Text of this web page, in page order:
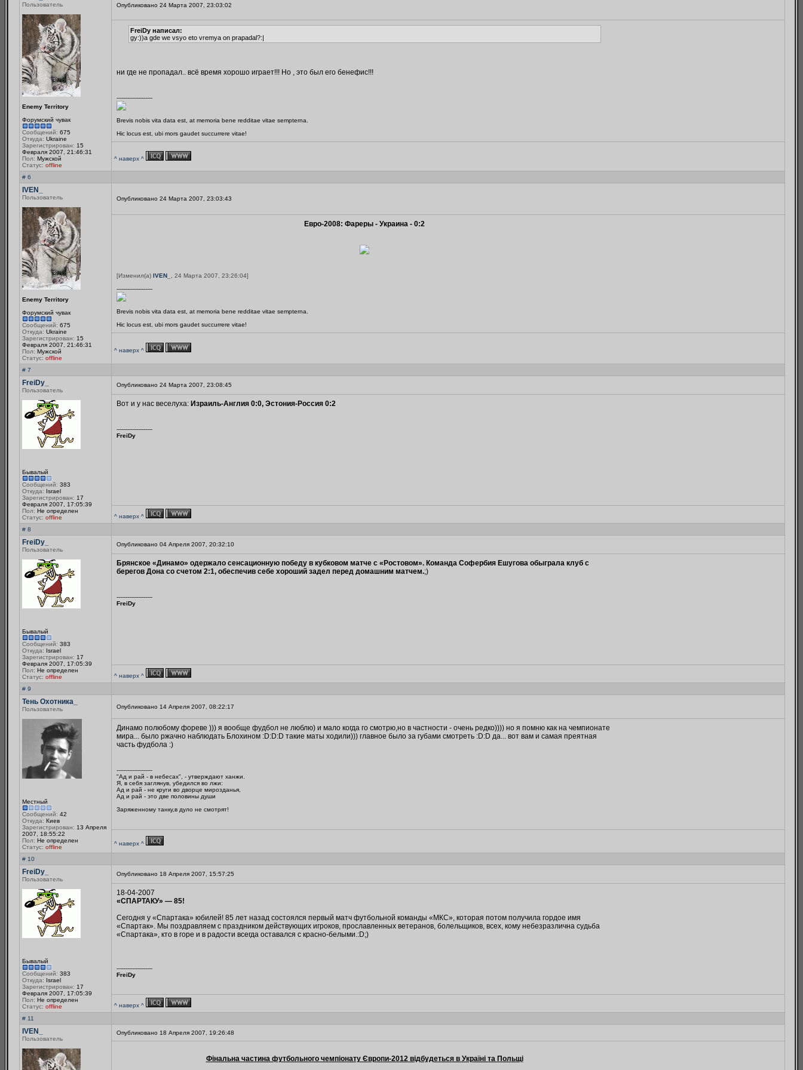
Пользователь
Enemy Territory
Форумский чувак
Сообщений: 675
Откуда: Ukraine
Зарегистрирован: 15
Февраля 2007, 21:46:31
Пол: Мужской
Статус: offline
Опубликовано 24 Марта 2007, 23:03:02
FreiDy написал:
gy:))a gde we vsyo eto vremya on prapadal?:|
ни где не пропадал.. всё время хорошо играет!!! Но , это был его бенефис!!!
--------------------
Brevis nobis vita data est, at memoria bene redditae vitae sempterna.
Hic locus est, ubi mors gaudet succurrere vitae!
^ наверх ^
# 6
IVEN_
Пользователь
Enemy Territory
Форумский чувак
Сообщений: 675
Откуда: Ukraine
Зарегистрирован: 15
Февраля 2007, 21:46:31
Пол: Мужской
Статус: offline
Опубликовано 24 Марта 2007, 23:03:43
Евро-2008: Фареры - Украина - 0:2
[Изменил(а) IVEN_
, 24 Марта 2007, 23:26:04]
--------------------
Brevis nobis vita data est, at memoria bene redditae vitae sempterna.
Hic locus est, ubi mors gaudet succurrere vitae!
^ наверх ^
# 7
FreiDy_
Пользователь
Бывалый
Сообщений: 383
Откуда: Israel
Зарегистрирован: 17
Февраля 2007, 17:05:39
Пол: Не определен
Статус: offline
Опубликовано 24 Марта 2007, 23:08:45
Вот и у нас веселуха: Израиль-Англия 0:0, Эстония-Россия 0:2
--------------------
FreiDy
^ наверх ^
# 8
FreiDy_
Пользователь
Бывалый
Сообщений: 383
Откуда: Israel
Зарегистрирован: 17
Февраля 2007, 17:05:39
Пол: Не определен
Статус: offline
Опубликовано 04 Апреля 2007, 20:32:10
Брянское «Динамо» одержало сенсационную победу в кубковом матче с «Ростовом». Команда Софербия Ешугова обыграла клуб с
берегов Дона со счетом 2:1, обеспечив себе хороший задел перед домашним матчем.;)
--------------------
FreiDy
^ наверх ^
# 9
Тень Охотника_
Пользователь
Местный
Сообщений: 42
Откуда: Киев
Зарегистрирован: 13 Апреля
2007, 18:55:22
Пол: Не определен
Статус: offline
Опубликовано 14 Апреля 2007, 08:22:17
Динамо полюбому фореве ))) я вообще фудбол не люблю) и мало когда го смотрю,но в частности - очень редко)))) но я помню как на чемпионате
мира... было ржачно наблюдать Блохином :D:D:D такие маты ходили))) главное было за губами смотреть :D:D да... вот вам и самая преятная
часть фудбола :)
--------------------
"Ад и рай - в небесах", - утверждают ханжи.
Я, в себя заглянув, убедился во лжи:
Ад и рай - не круги во дворце мирозданья,
Ад и рай - это две половины души
Заряженному танку,в дуло не смотрят!
^ наверх ^
# 10
FreiDy_
Пользователь
Бывалый
Сообщений: 383
Откуда: Israel
Зарегистрирован: 17
Февраля 2007, 17:05:39
Пол: Не определен
Статус: offline
Опубликовано 18 Апреля 2007, 15:57:25
18-04-2007
«СПАРТАКУ» — 85!
Сегодня у «Спартака» юбилей! 85 лет назад состоялся первый матч футбольной команды «МКС», которая потом получила гордое имя
«Спартак». Мы поздравляем с праздником действующих игроков, прославленных ветеранов, болельщиков, всех, кому небезразлична судьба
«Спартака», кто в горе и в радости всегда оставался с красно-белыми.:D;)
--------------------
FreiDy
^ наверх ^
# 11
IVEN_
Пользователь
Опубликовано 18 Апреля 2007, 19:26:48
Фінальна частина футбольного чемпіонату Європи-2012 відбудеться в Україні та Польщі